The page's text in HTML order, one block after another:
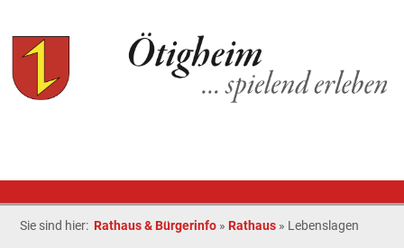
Sie sind hier: Rathaus & Bürgerinfo » Rathaus » Lebenslagen